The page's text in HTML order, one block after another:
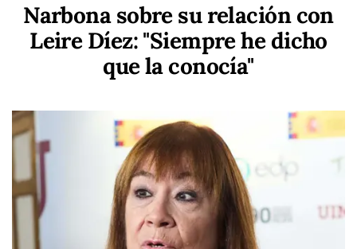
Narbona sobre su relación con
Leire Díez: "Siempre he dicho
que la conocía"